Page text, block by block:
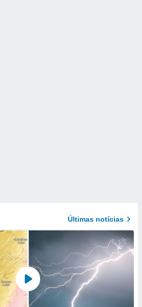
Últimas notícias